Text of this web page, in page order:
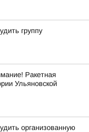
группу
Ракетная
Ульяновской
организованную